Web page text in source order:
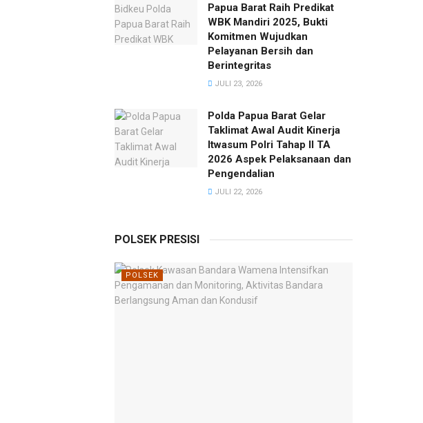
Papua Barat Raih Predikat
WBK Mandiri 2025, Bukti
Komitmen Wujudkan
Pelayanan Bersih dan
Berintegritas
JULI 23, 2026
Polda Papua Barat Gelar
Taklimat Awal Audit Kinerja
Itwasum Polri Tahap II TA
2026 Aspek Pelaksanaan dan
Pengendalian
JULI 22, 2026
POLSEK PRESISI
POLSEK